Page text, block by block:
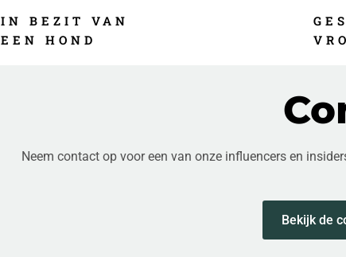
IN BEZIT VAN
EEN HOND
Neem contact op voor een van onze influencers en
Bekijk de